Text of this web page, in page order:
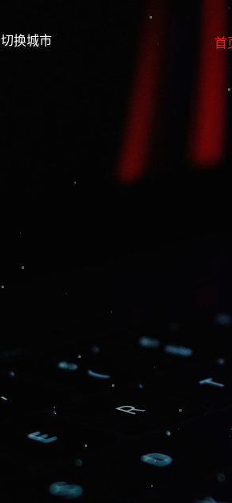
切换城市 首
深耕网
专注于武威网站建